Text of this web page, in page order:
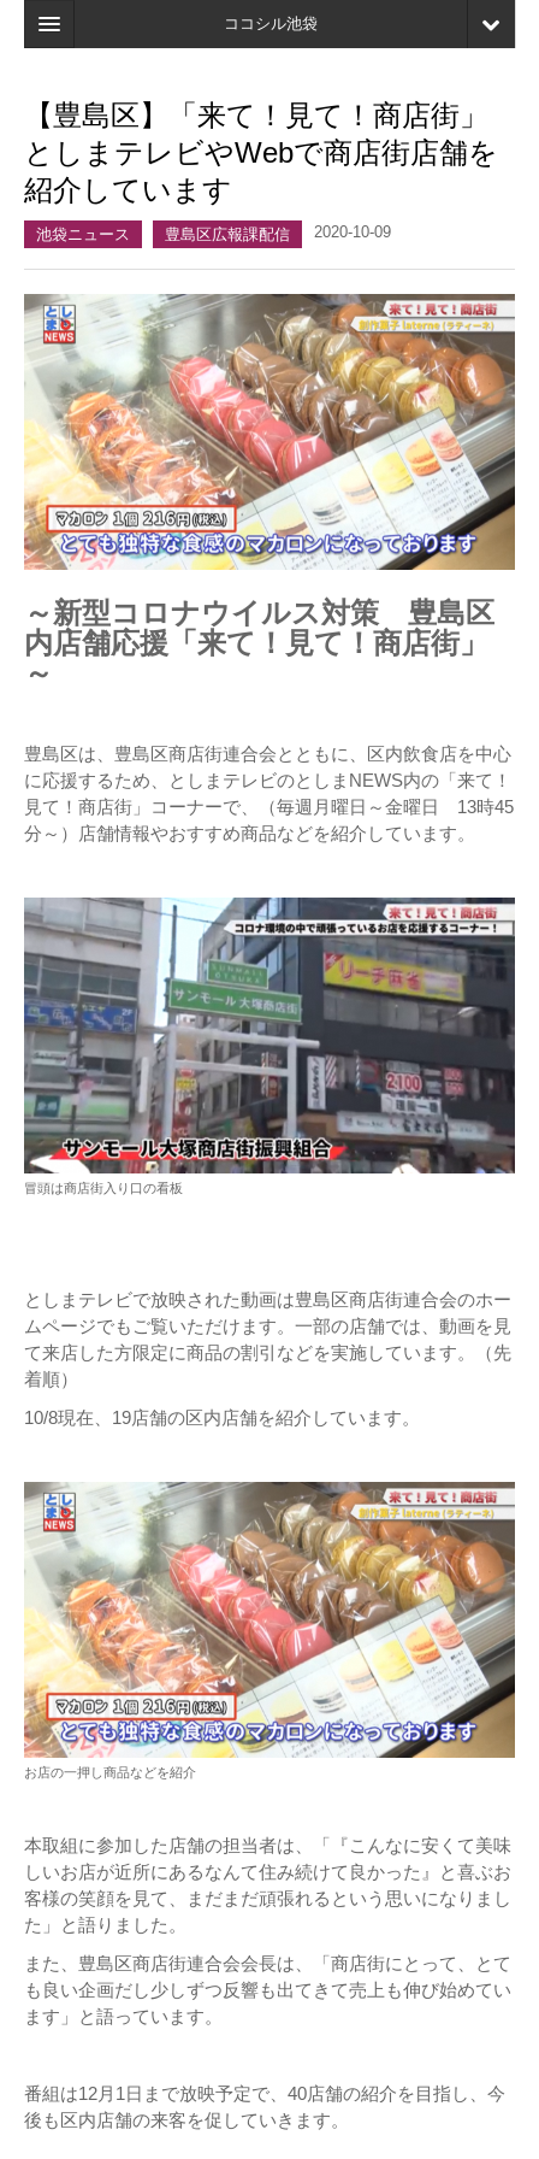
ココシル池袋
検索
店舗・施設最新情報
口コミ
マイページ
ブックマーク
【豊島区】「来て！見て！商店街」
としまテレビやWebで商店街店舗を
紹介しています
池袋ニュース 豊島区広報課配信 2020-10-09
～新型コロナウイルス対策 豊島区
内店舗応援「来て！見て！商店街」
～
豊島区は、豊島区商店街連合会とともに、区内飲食店を中心
に応援するため、としまテレビのとしまNEWS内の「来て！
見て！商店街」コーナーで、（毎週月曜日～金曜日 13時45
分～）店舗情報やおすすめ商品などを紹介しています。
冒頭は商店街入り口の看板
としまテレビで放映された動画は豊島区商店街連合会のホー
ムページでもご覧いただけます。一部の店舗では、動画を見
て来店した方限定に商品の割引などを実施しています。（先
着順）
10/8現在、19店舗の区内店舗を紹介しています。
お店の一押し商品などを紹介
本取組に参加した店舗の担当者は、「『こんなに安くて美味
しいお店が近所にあるなんて住み続けて良かった』と喜ぶお
客様の笑顔を見て、まだまだ頑張れるという思いになりまし
た」と語りました。
また、豊島区商店街連合会会長は、「商店街にとって、とて
も良い企画だし少しずつ反響も出てきて売上も伸び始めてい
ます」と語っています。
番組は12月1日まで放映予定で、40店舗の紹介を目指し、今
後も区内店舗の来客を促していきます。